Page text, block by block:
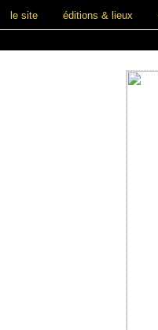
le site éditions & lieux